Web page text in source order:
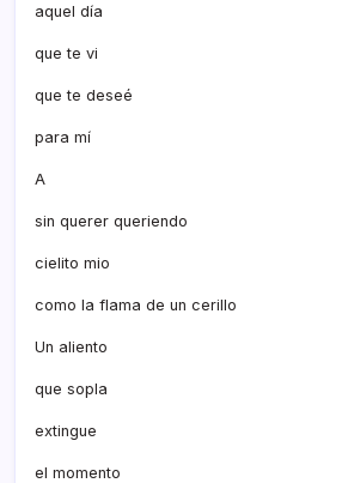
aquel dí­a
que te vi
que te deseé
para mí­
A
sin querer queriendo
cielito mio
como la flama de un cerillo
Un aliento
que sopla
extingue
el momento